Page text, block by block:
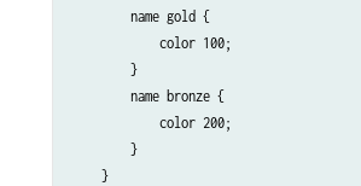
        name gold {
            color 100;
        }
        name bronze {
            color 200;
        }
    }